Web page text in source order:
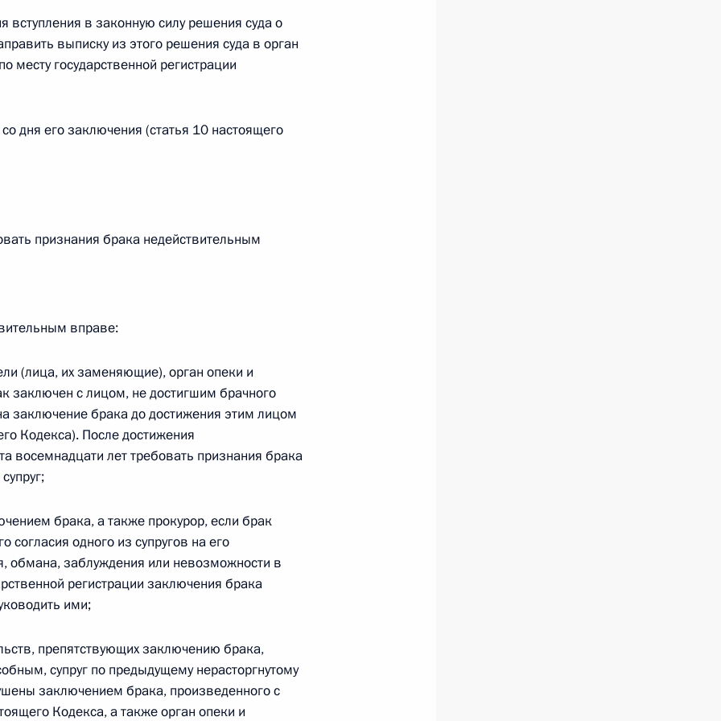
г. № 242-ФЗ
г. № 268-ФЗ
г. № 267-ФЗ
закона «О благотворительной деятельности
г. № 251-ФЗ
вступления в законную силу решения суда о
выписку из этого решения суда в орган
месту государственной регистрации
дня его заключения (статья 10 настоящего
признания брака недействительным
вправе:
(лица, их заменяющие), орган опеки и
заключен с лицом, не достигшим брачного
заключение брака до достижения этим лицом
Кодекса). После достижения
восемнадцати лет требовать признания брака
брака, а также прокурор, если брак
согласия одного из супругов на его
обмана, заблуждения или невозможности в
регистрации заключения брака
ими;
препятствующих заключению брака,
супруг по предыдущему нерасторгнутому
заключением брака, произведенного с
Кодекса, а также орган опеки и